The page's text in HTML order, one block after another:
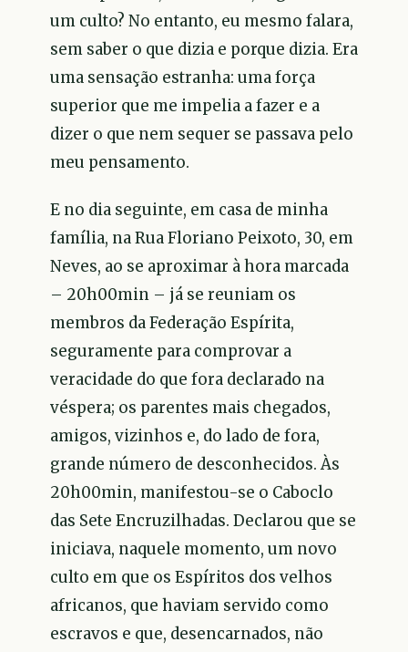
um culto? No entanto, eu mesmo falara,
sem saber o que dizia e porque dizia. Era
uma sensação estranha: uma força
superior que me impelia a fazer e a
dizer o que nem sequer se passava pelo
meu pensamento.
E no dia seguinte, em casa de minha
família, na Rua Floriano Peixoto, 30, em
Neves, ao se aproximar à hora marcada
– 20h00min – já se reuniam os
membros da Federação Espírita,
seguramente para comprovar a
veracidade do que fora declarado na
véspera; os parentes mais chegados,
amigos, vizinhos e, do lado de fora,
grande número de desconhecidos. Às
20h00min, manifestou-se o Caboclo
das Sete Encruzilhadas. Declarou que se
iniciava, naquele momento, um novo
culto em que os Espíritos dos velhos
africanos, que haviam servido como
escravos e que, desencarnados, não